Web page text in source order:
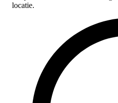
locatie.